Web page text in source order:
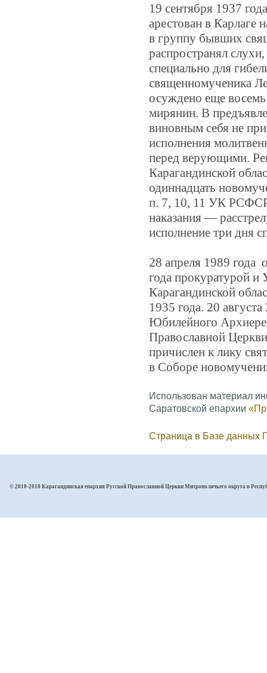
19 сентября 1937
арестован в Карлаге
в группу бывших
распространял
специально для
священномученика
осуждено еще
мирянин. В
виновным себя не
исполнения
перед верующими.
Карагандинской
одиннадцать
п. 7, 10, 11 УК
наказания —
исполнение три дня
28 апреля 1989 года
года прокуратурой
Карагандинской
1935 года. 20
Юбилейного
Православной
причислен к лику
в Соборе
Использован материал
Саратовской епархии
Страница в Базе данных
© 2010-2018 Карагандинская епархия Русской Православной Церкви Митрополичьего округа в